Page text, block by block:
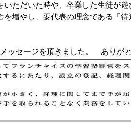
ただいた時や、卒業した生徒が
を増やし、要代表の理念である「
セージを頂きました。 ありが